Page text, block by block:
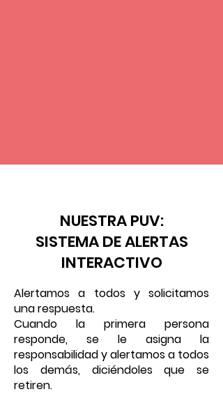
NUESTRA PUV:
SISTEMA DE ALERTAS
INTERACTIVO
Alertamos a todos y solicitamos
una respuesta.
Cuando la primera persona
responde, se le asigna la
responsabilidad y alertamos a todos
los demás, diciéndoles que se
retiren.